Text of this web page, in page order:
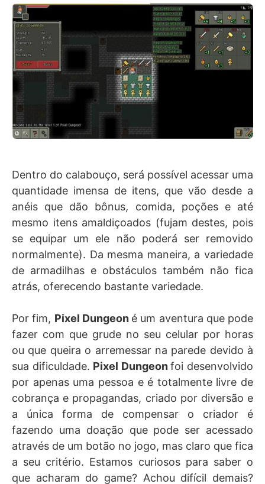
Dentro do calabouço, será possível acessar uma
quantidade imensa de itens, que vão desde a
anéis que dão bônus, comida, poções e até
mesmo itens amaldiçoados (fujam destes, pois
se equipar um ele não poderá ser removido
normalmente). Da mesma maneira, a variedade
de armadilhas e obstáculos também não fica
atrás, oferecendo bastante variedade.
Por fim, Pixel Dungeon é um aventura que pode
fazer com que grude no seu celular por horas
ou que queira o arremessar na parede devido à
sua dificuldade. Pixel Dungeonfoi desenvolvido
por apenas uma pessoa e é totalmente livre de
cobrança e propagandas, criado por diversão e
a única forma de compensar o criador é
fazendo uma doação que pode ser acessado
através de um botão no jogo, mas claro que fica
a seu critério. Estamos curiosos para saber o
que acharam do game? Achou difícil demais?